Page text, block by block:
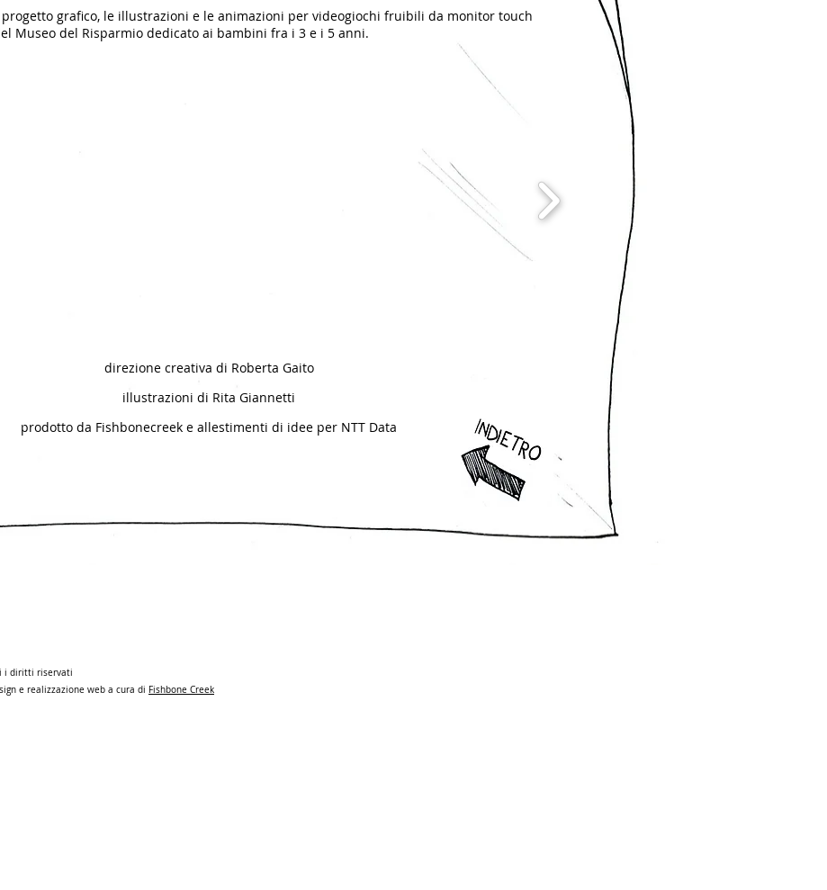
grafico, le illustrazioni e le animazioni per videogiochi fruibili da monitor touch
Museo del Risparmio dedicato ai bambini fra i 3 e i 5 anni.
direzione creativa di Roberta Gaito
illustrazioni di Rita Giannetti
prodotto da Fishbonecreek e allestimenti di idee per NTT Data
i diritti riservati
e realizzazione web a cura di Fishbone Creek